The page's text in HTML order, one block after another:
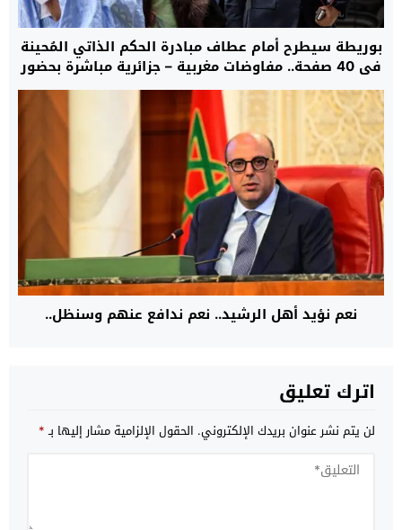
بوريطة سيطرح أمام عطاف مبادرة الحكم الذاتي المُحينة
في 40 صفحة.. مفاوضات مغربية – جزائرية مباشرة بحضور
دي ميستورا في السفارة الأمريكية بمدريد حول ملف
الصحراء غدا الأحد
نعم نؤيد أهل الرشيد.. نعم ندافع عنهم وسنظل..
اترك تعليق
لن يتم نشر عنوان بريدك الإلكتروني. الحقول الإلزامية مشار إليها بـ*